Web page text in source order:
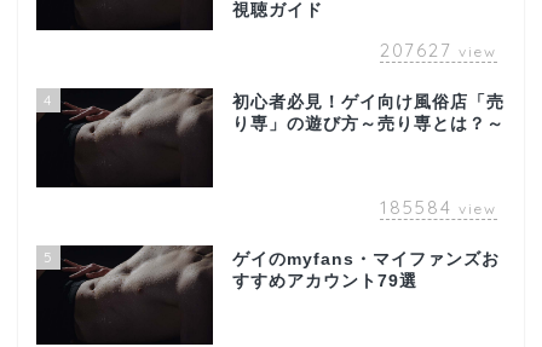
視聴ガイド
207627 view
4
初心者必見！ゲイ向け風俗店「売
り専」の遊び方～売り専とは？～
185584 view
5
ゲイのmyfans・マイファンズお
すすめアカウント79選